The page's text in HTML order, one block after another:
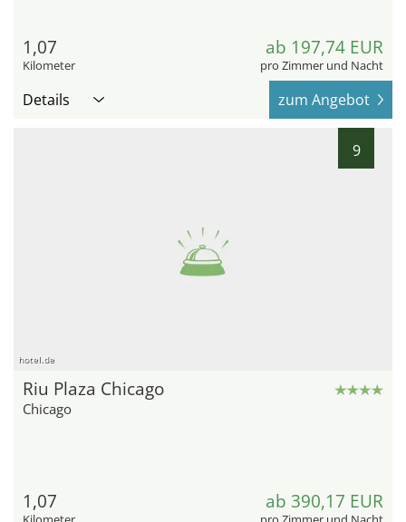
1,07
Kilometer
ab 197,74 EUR
pro Zimmer und Nacht
Details zum Angebot
9
hotel.de
Riu Plaza Chicago
Chicago
1,07 ab 390,17 EUR